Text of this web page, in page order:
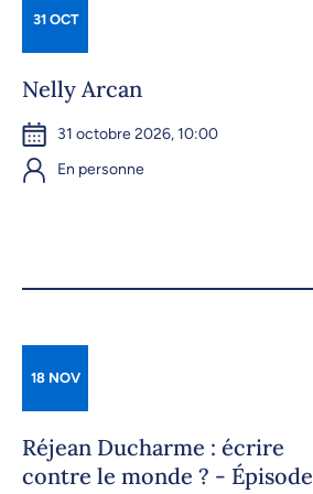
31 OCT
Nelly Arcan
31 octobre 2026, 10:00
En personne
18 NOV
Réjean Ducharme : écrire
contre le monde ? - Épisode